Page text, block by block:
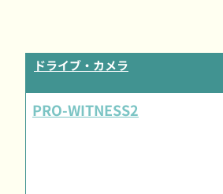
ドライブ・カメラ
PRO-WITNESS2